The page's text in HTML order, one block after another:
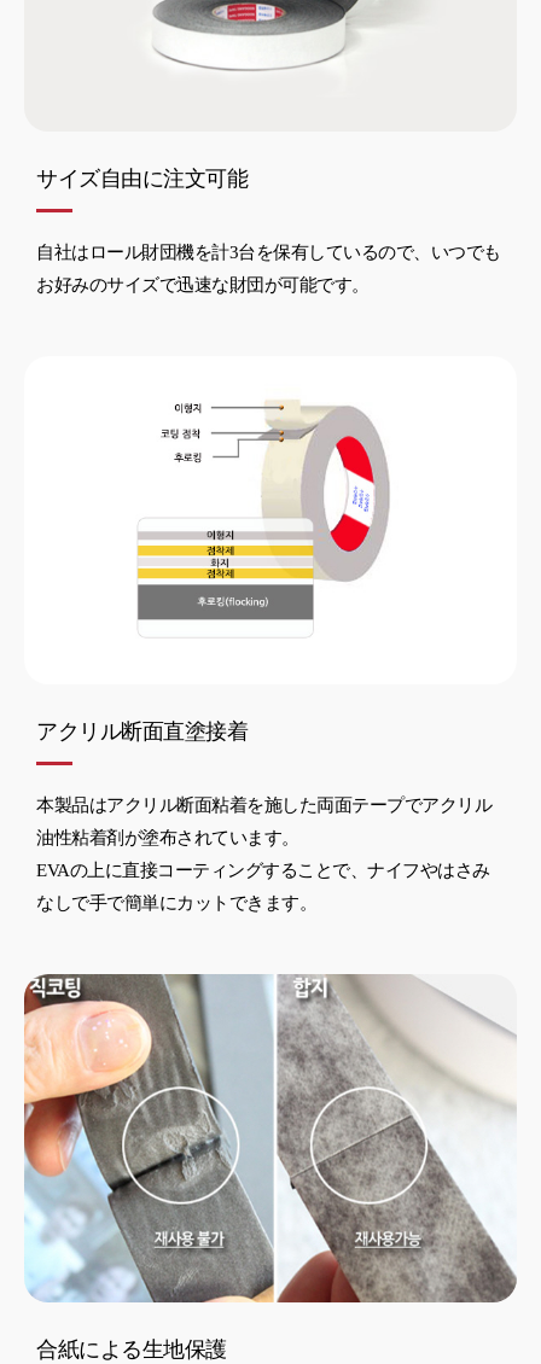
サイズ自由に注文可能
自社はロール財団機を計3台を保有しているので、いつでも
お好みのサイズで迅速な財団が可能です。
アクリル断面直塗接着
本製品はアクリル断面粘着を施した両面テープでアクリル
油性粘着剤が塗布されています。
EVAの上に直接コーティングすることで、ナイフやはさみ
なしで手で簡単にカットできます。
合紙による生地保護